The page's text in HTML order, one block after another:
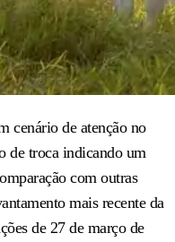
cenário de atenção no
de troca indicando um
com outras
mais recente da
de 27 de março de